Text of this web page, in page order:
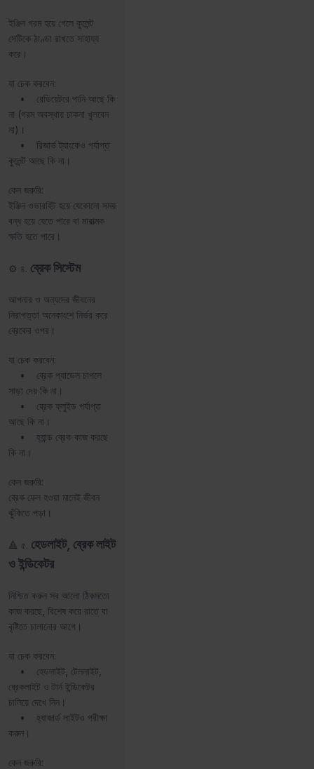
ইঞ্জিন গরম হয়ে গেলে কুলেন্ট
সেটিকে ঠাণ্ডা রাখতে সাহায্য
করে।
যা চেক করবেন:
• রেডিয়েটরে পানি আছে কি
না (গরম অবস্থায় ঢাকনা খুলবেন
না)।
• রিজার্ভ ট্যাংকেও পর্যাপ্ত
কুলেন্ট আছে কি না।
কেন জরুরি:
ইঞ্জিন ওভারহিট হয়ে যেকোনো সময়
বন্ধ হয়ে যেতে পারে বা মারাত্মক
ক্ষতি হতে পারে।
⚙️ ৪. ব্রেক সিস্টেম
আপনার ও অন্যদের জীবনের
নিরাপত্তা অনেকাংশে নির্ভর করে
ব্রেকের ওপর।
যা চেক করবেন:
• ব্রেক প্যাডেল চাপলে
সাড়া দেয় কি না।
• ব্রেক ফ্লুইড পর্যাপ্ত
আছে কি না।
• হ্যান্ড ব্রেক কাজ করছে
কি না।
কেন জরুরি:
ব্রেক ফেল হওয়া মানেই জীবন
ঝুঁকিতে পড়া।
🔺 ৫. হেডলাইট, ব্রেক লাইট
ও ইন্ডিকেটর
নিশ্চিত করুন সব আলো ঠিকমতো
কাজ করছে, বিশেষ করে রাতে বা
বৃষ্টিতে চালানোর আগে।
যা চেক করবেন:
• হেডলাইট, টেললাইট,
ব্রেকলাইট ও টার্ন ইন্ডিকেটর
চালিয়ে দেখে নিন।
• হ্যাজার্ড লাইটও পরীক্ষা
করুন।
কেন জরুরি: